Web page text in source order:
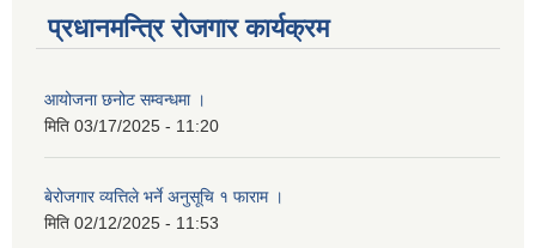
प्रधानमन्त्रि रोजगार कार्यक्रम
आयोजना छनोट सम्वन्धमा ।
मिति 03/17/2025 - 11:20
बेरोजगार व्यत्तिले भर्ने अनुसूचि १ फाराम ।
मिति 02/12/2025 - 11:53